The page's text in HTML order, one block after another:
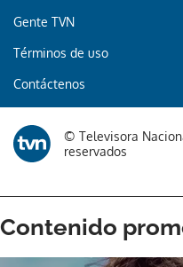
Gente TVN
Términos de uso
Contáctenos
© Televisora
reservados